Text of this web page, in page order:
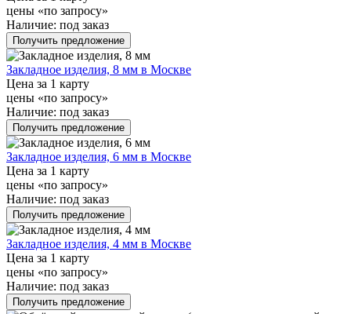
цены «по запросу»
Наличие: под заказ
Получить предложение
Закладное изделия, 8 мм в Москве
Цена за 1 карту
цены «по запросу»
Наличие: под заказ
Получить предложение
Закладное изделия, 6 мм в Москве
Цена за 1 карту
цены «по запросу»
Наличие: под заказ
Получить предложение
Закладное изделия, 4 мм в Москве
Цена за 1 карту
цены «по запросу»
Наличие: под заказ
Получить предложение